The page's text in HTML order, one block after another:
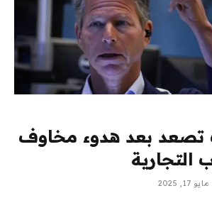
بعد هدوء مخاوف
التجارية
مايو 17, 2025